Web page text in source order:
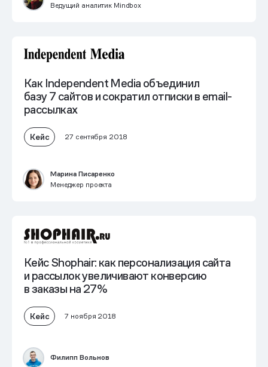
Ведущий аналитик Mindbox
Как Independent Media объединил
базу 7 сайтов и сократил отписки в email-
рассылках
Кейс 27 сентября 2018
Марина Писаренко
Менеджер проекта
Кейс Shophair: как персонализация сайта
и рассылок увеличивают конверсию
в заказы на 27%
Кейс 7 ноября 2018
Филипп Вольнов